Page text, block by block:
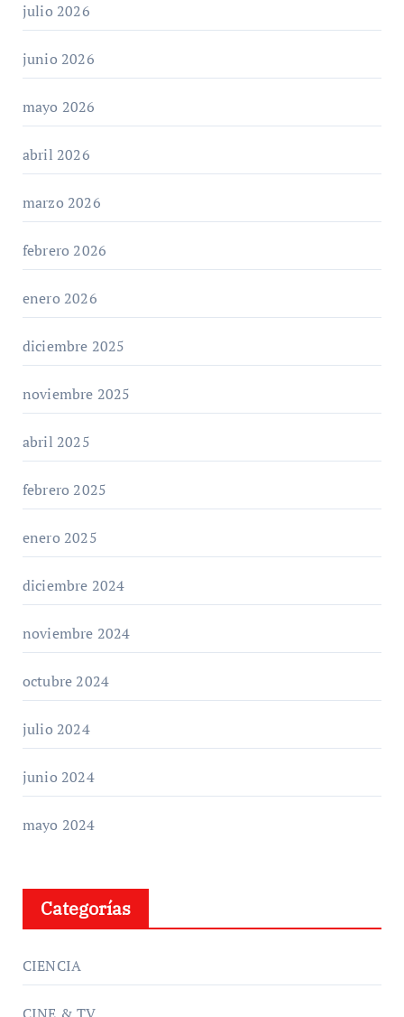
julio 2026
junio 2026
mayo 2026
abril 2026
marzo 2026
febrero 2026
enero 2026
diciembre 2025
noviembre 2025
abril 2025
febrero 2025
enero 2025
diciembre 2024
noviembre 2024
octubre 2024
julio 2024
junio 2024
mayo 2024
Categorías
CIENCIA